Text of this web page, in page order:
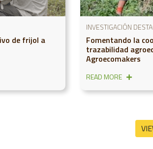
de frijol a
INVESTIGACIÓN
Fomentando la
trazabilidad
Agroecomakers
READ MORE